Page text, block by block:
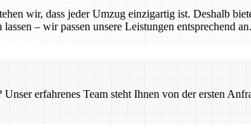
wir, dass jeder Umzug einzigartig ist. Deshalb
– wir passen unsere Leistungen
erfahrenes Team steht Ihnen von der ersten